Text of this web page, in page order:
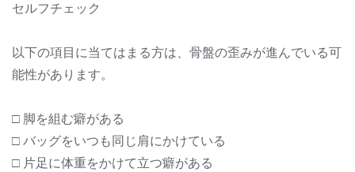
セルフチェック
以下の項目に当てはまる方は、骨盤の歪みが進んでいる可
能性があります。
□ 脚を組む癖がある
□ バッグをいつも同じ肩にかけている
□ 片足に体重をかけて立つ癖がある